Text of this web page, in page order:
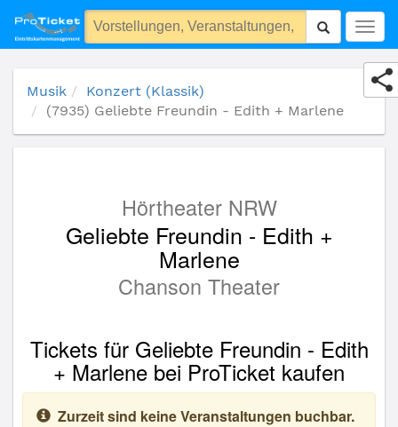
(7935) Geliebte Freundin - Edith + Marlene
Musik
Konzert (Klassik)
(7935) Geliebte Freundin - Edith + Marlene
Hörtheater NRW
Geliebte Freundin - Edith +
Marlene
Chanson Theater
Tickets für Geliebte Freundin - Edith
+ Marlene bei ProTicket kaufen
Zurzeit sind keine Veranstaltungen buchbar.